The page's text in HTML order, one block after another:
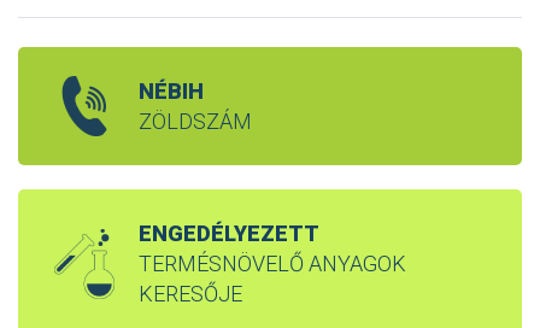
NÉBIH
ZÖLDSZÁM
ENGEDÉLYEZETT
TERMÉSNÖVELŐ ANYAGOK
KERESŐJE